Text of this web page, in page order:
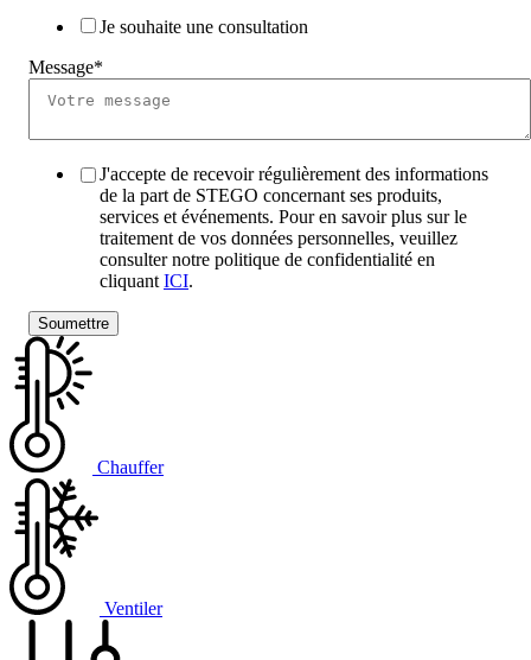
Je souhaite une consultation
Message*
J'accepte de recevoir régulièrement des informations
de la part de STEGO concernant ses produits,
services et événements. Pour en savoir plus sur le
traitement de vos données personnelles, veuillez
consulter notre politique de confidentialité en
cliquant ICI.
Chauffer
Ventiler